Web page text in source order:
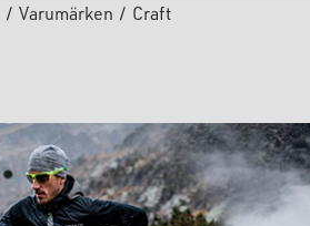
/ Varumärken / Craft